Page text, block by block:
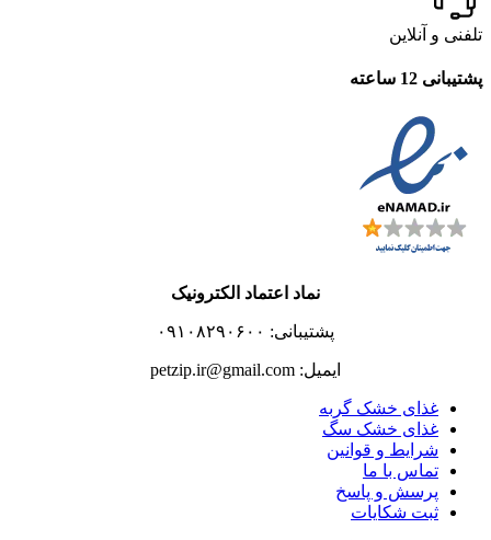
تلفنی و آنلاین
پشتیبانی 12 ساعته
نماد اعتماد الکترونیک
پشتیبانی: ۰۹۱۰۸۲۹۰۶۰۰
ایمیل: petzip.ir@gmail.com
غذای خشک گربه
غذای خشک سگ
شرایط و قوانین
تماس با ما
پرسش و پاسخ
ثبت شکایات